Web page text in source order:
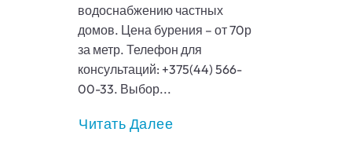
водоснабжению частных
домов. Цена бурения – от 70р
за метр. Телефон для
консультаций: +375(44) 566-
00-33. Выбор...
Читать Далее